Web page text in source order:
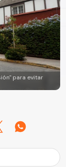
para evitar